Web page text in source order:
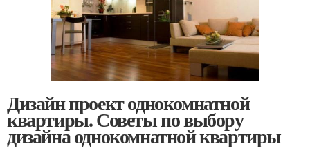
Дизайн проект однокомнатной
квартиры. Советы по выбору
дизайна однокомнатной квартиры